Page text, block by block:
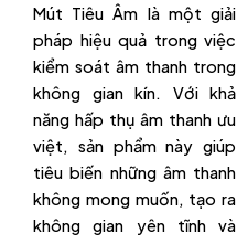
Mút Tiêu Âm là một giải
pháp hiệu quả trong việc
kiểm soát âm thanh trong
không gian kín. Với khả
năng hấp thụ âm thanh ưu
việt, sản phẩm này giúp
tiêu biến những âm thanh
không mong muốn, tạo ra
không gian yên tĩnh và